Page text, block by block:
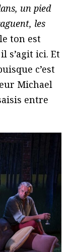
un pied
les
ton est
s’agit ici. Et
c’est
Michael
entre